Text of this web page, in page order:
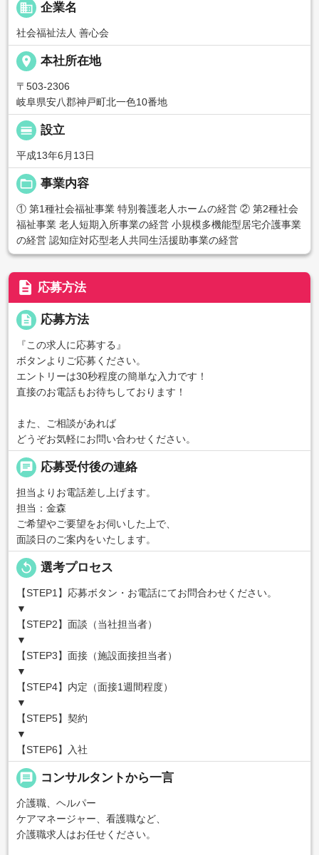
business 企業名
社会福祉法人 善心会
place 本社所在地
〒503-2306
岐阜県安八郡神戸町北一色10番地
calendar_view_day 設立
平成13年6月13日
folder_open 事業内容
① 第1種社会福祉事業 特別養護老人ホームの経営 ② 第2種社会
福祉事業 老人短期入所事業の経営 小規模多機能型居宅介護事業
の経営 認知症対応型老人共同生活援助事業の経営
description 応募方法
description 応募方法
『この求人に応募する』
ボタンよりご応募ください。
エントリーは30秒程度の簡単な入力です！
直接のお電話もお待ちしております！
また、ご相談があれば
どうぞお気軽にお問い合わせください。
chat 応募受付後の連絡
担当よりお電話差し上げます。
担当：金森
ご希望やご要望をお伺いした上で、
面談日のご案内をいたします。
replay 選考プロセス
【STEP1】応募ボタン・お電話にてお問合わせください。
▼
【STEP2】面談（当社担当者）
▼
【STEP3】面接（施設面接担当者）
▼
【STEP4】内定（面接1週間程度）
▼
【STEP5】契約
▼
【STEP6】入社
message コンサルタントから一言
介護職、ヘルパー
ケアマネージャー、看護職など、
介護職求人はお任せください。